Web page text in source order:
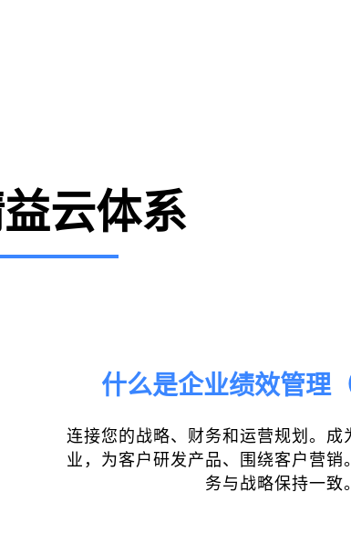
云体系
什么是企业绩效管理
连接您的战略、财务和运营规划。成
业，为客户研发产品、围绕客户营销
务与战略保持一致。